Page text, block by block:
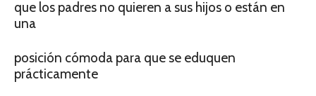
que los padres no quieren a sus hijos o están en
una
posición cómoda para que se eduquen
prácticamente